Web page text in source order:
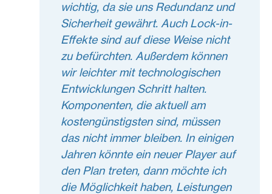
wichtig, da sie uns Redundanz und
Sicherheit gewährt. Auch Lock-in-
Effekte sind auf diese Weise nicht
zu befürchten. Außerdem können
wir leichter mit technologischen
Entwicklungen Schritt halten.
Komponenten, die aktuell am
kostengünstigsten sind, müssen
das nicht immer bleiben. In einigen
Jahren könnte ein neuer Player auf
den Plan treten, dann möchte ich
die Möglichkeit haben, Leistungen